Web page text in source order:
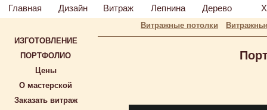
Главная Дизайн Витраж Лепнина Дерево
Витражные потолки
ИЗГОТОВЛЕНИЕ
ПОРТФОЛИО
Цены
О мастерской
Заказать витраж